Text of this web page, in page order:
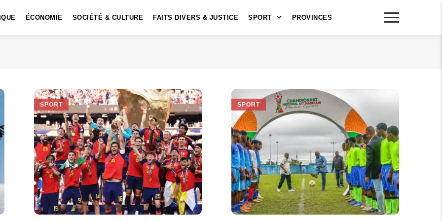
ÉCONOMIE SOCIÉTÉ & CULTURE FAITS DIVERS & JUSTICE SPORT PROVINCES
SPORT SPORT